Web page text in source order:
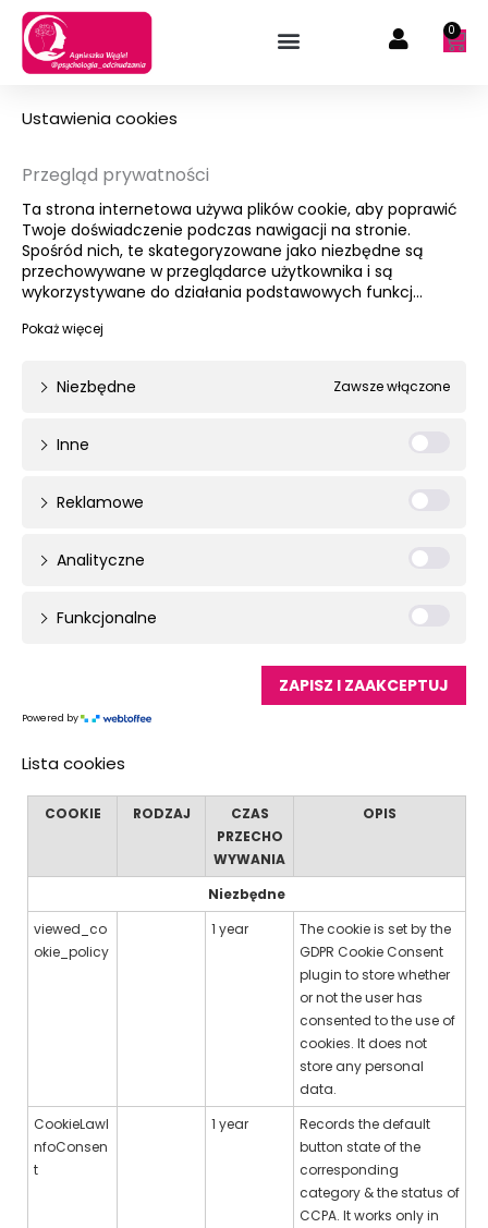
Przejdź
treści
0
Ustawienia cookies
Przegląd prywatności
Ta strona internetowa używa plików cookie, aby poprawić
Twoje doświadczenie podczas nawigacji na stronie.
Spośród nich, te skategoryzowane jako niezbędne są
przechowywane w przeglądarce użytkownika i są
wykorzystywane do działania podstawowych funkcj...
Niezbędne Zawsze włączone
Inne
Reklamowe
Analityczne
Funkcjonalne
ZAPISZ I ZAAKCEPTUJ
Powered by
Lista cookies
COOKIE RODZAJ
CZAS
PRZECHO
WYWANIA
OPIS
Niezbędne
viewed_co
okie_policy
1 year
The cookie is set by the
GDPR Cookie Consent
plugin to store whether
or not the user has
consented to the use of
cookies. It does not
store any personal
data.
CookieLawI
nfoConsen
t
1 year
Records the default
button state of the
corresponding
category & the status of
CCPA. It works only in